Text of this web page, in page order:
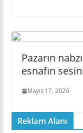
Pazarın
esnafın
Mayıs 17, 2026
Reklam Alanı